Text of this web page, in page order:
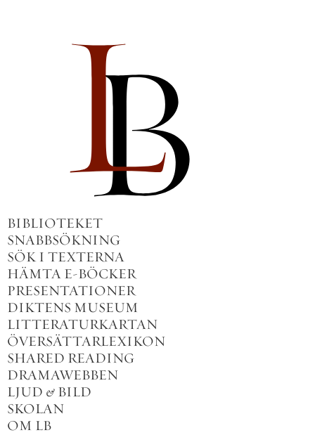
BIBLIOTEKET
SNABBSÖKNING
SÖK I TEXTERNA
HÄMTA E-BÖCKER
PRESENTATIONER
DIKTENS MUSEUM
LITTERATURKARTAN
ÖVERSÄTTARLEXIKON
SHARED READING
DRAMAWEBBEN
LJUD & BILD
SKOLAN
OM LB